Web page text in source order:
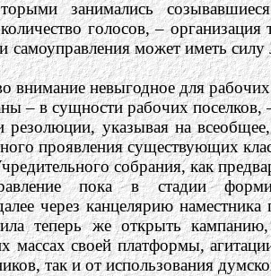
занимались
голосов, – организация
самоуправления может иметь
внимание невыгодное для
– в сущности рабочих поселков,
указывая на
проявления существующих
собрания, как
пока в стадии
через канцелярию
теперь же открыть
массах своей платформы,
так и от использования